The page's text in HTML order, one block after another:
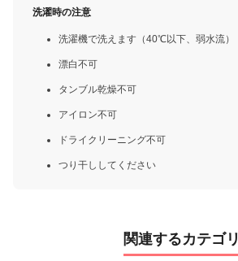
洗濯時の注意
洗濯機で洗えます（40℃以下、弱水流）
漂白不可
タンブル乾燥不可
アイロン不可
ドライクリーニング不可
つり干ししてください
関連するカテゴリ